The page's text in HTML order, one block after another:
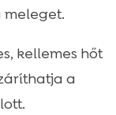
kellemes hőt
a